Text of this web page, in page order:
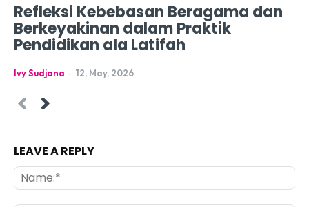
Refleksi Kebebasan Beragama dan
Berkeyakinan dalam Praktik
Pendidikan ala Latifah
Ivy Sudjana - 12, May, 2026
LEAVE A REPLY